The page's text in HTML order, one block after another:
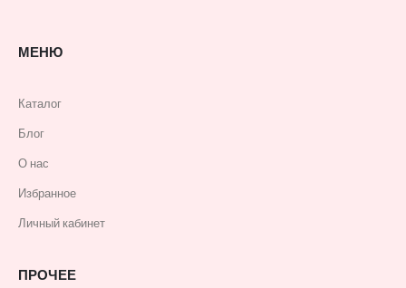
МЕНЮ
Каталог
Блог
О нас
Избранное
Личный кабинет
ПРОЧЕЕ